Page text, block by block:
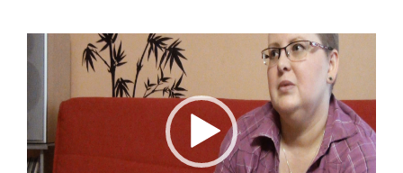
přehrávač